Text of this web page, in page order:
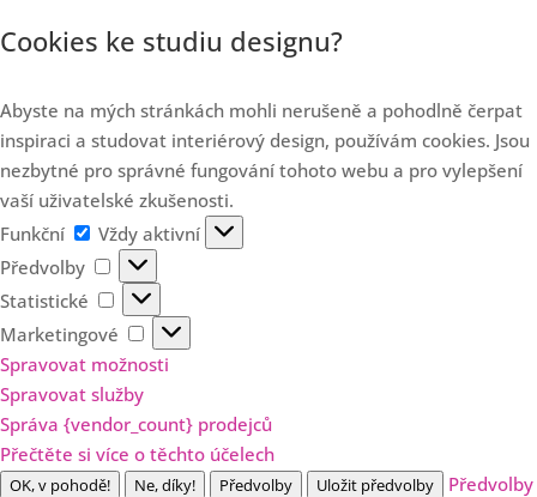
Cookies ke studiu designu?
Abyste na mých stránkách mohli nerušeně a pohodlně čerpat
inspiraci a studovat interiérový design, používám cookies. Jsou
nezbytné pro správné fungování tohoto webu a pro vylepšení
vaší uživatelské zkušenosti.
Funkční
Funkční
Vždy aktivní
Předvolby
Předvolby
Statistické
Statistické
Marketingové
Marketingové
Spravovat možnosti
Spravovat služby
Správa {vendor_count} prodejců
Přečtěte si více o těchto účelech
OK, v pohodě! Ne, díky! Předvolby Uložit předvolby
Předvolby